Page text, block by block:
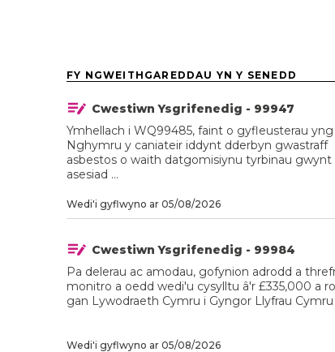
FY NGWEITHGAREDDAU YN Y SENEDD
Cwestiwn Ysgrifenedig - 99947
Ymhellach i WQ99485, faint o gyfleusterau yng
Nghymru y caniateir iddynt dderbyn gwastraff
asbestos o waith datgomisiynu tyrbinau gwynt
asesiad ...
Wedi'i gyflwyno ar 05/08/2026
Cwestiwn Ysgrifenedig - 99984
Pa delerau ac amodau, gofynion adrodd a
monitro a oedd wedi'u cysylltu â'r £335,000 a
gan Lywodraeth Cymru i Gyngor Llyfrau Cymru
Wedi'i gyflwyno ar 05/08/2026